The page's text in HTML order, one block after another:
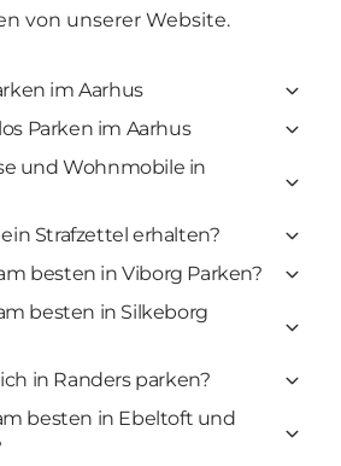
von unserer Website.
im Aarhus
Parken im Aarhus
und Wohnmobile in
Strafzettel erhalten?
besten in Viborg Parken?
besten in Silkeborg
in Randers parken?
besten in Ebeltoft und